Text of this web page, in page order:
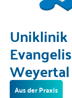
Weyertal
Aus der Praxis